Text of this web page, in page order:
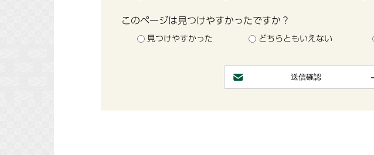
このページは見つけやすかったですか？
見つけやすかった どちらともいえない